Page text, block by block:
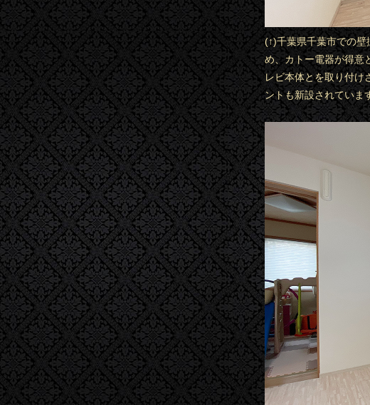
(↑)千葉県千葉市での
め、カトー電器が得意
レビ本体とを取り付け
ントも新設されていま